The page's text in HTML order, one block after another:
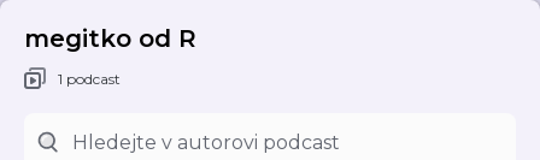
megitko od R
1 podcast